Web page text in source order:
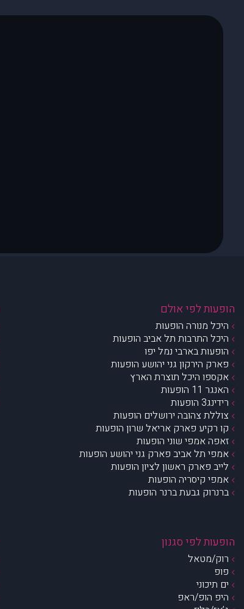
הופעות לפי אולם
היכל מנורה הופעות
היכל התרבות תל אביב הופעות
הופעות בארבי נמל יפו
פארק הירקון גני יהושע הופעות
אקספו היכל תוצרת הארץ
האנגר 11 הופעות
רידינג3 הופעות
צוללת צהובה ירושלים הופעות
קו רקיע פארק אריאל שרון הופעות
זאפה אמפי שוני הופעות
אמפי תל אביב פארק גני יהושע הופעות
לייב פארק ראשון לציון הופעות
אמפי קיסריה הופעות
ברנרוק גבעת ברנר הופעות
הופעות לפי סגנון
רוק/מטאל
פופ
ים תיכוני
היפ הופ/ראפ